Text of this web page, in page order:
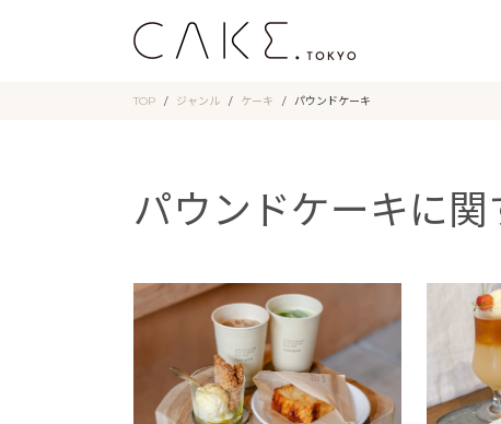
TOP ジャンル ケーキ パウンドケーキ
パウンドケーキに